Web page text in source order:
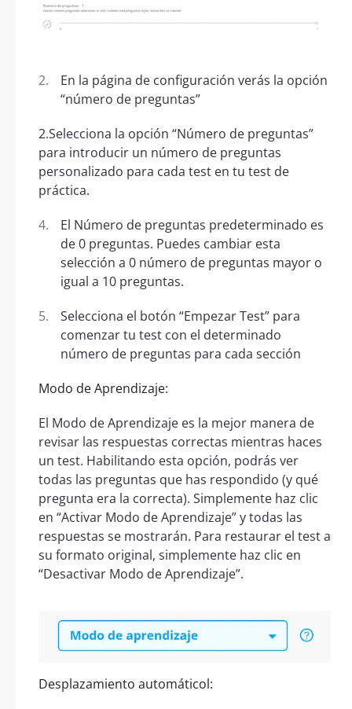
En la página de configuración verás la opción
“número de preguntas”
2.Selecciona la opción “Número de preguntas”
para introducir un número de preguntas
personalizado para cada test en tu test de
práctica.
El Número de preguntas predeterminado es
de 0 preguntas. Puedes cambiar esta
selección a 0 número de preguntas mayor o
igual a 10 preguntas.
Selecciona el botón “Empezar Test” para
comenzar tu test con el determinado
número de preguntas para cada sección
Modo de Aprendizaje:
El Modo de Aprendizaje es la mejor manera de
revisar las respuestas correctas mientras haces
un test. Habilitando esta opción, podrás ver
todas las preguntas que has respondido (y qué
pregunta era la correcta). Simplemente haz clic
en “Activar Modo de Aprendizaje” y todas las
respuestas se mostrarán. Para restaurar el test a
su formato original, simplemente haz clic en
“Desactivar Modo de Aprendizaje”.
Desplazamiento automáticol: